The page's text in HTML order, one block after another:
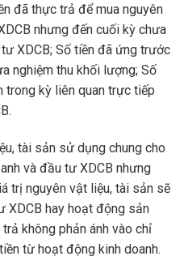
đã thực trả để mua nguyên
nhưng đến cuối kỳ chưa
XDCB; Số tiền đã ứng trước
nghiệm thu khối lượng; Số
trong kỳ liên quan trực tiếp
tài sản sử dụng chung cho
và đầu tư XDCB nhưng
trị nguyên vật liệu, tài sản sẽ
XDCB hay hoạt động sản
không phản ánh vào chỉ
từ hoạt động kinh doanh.